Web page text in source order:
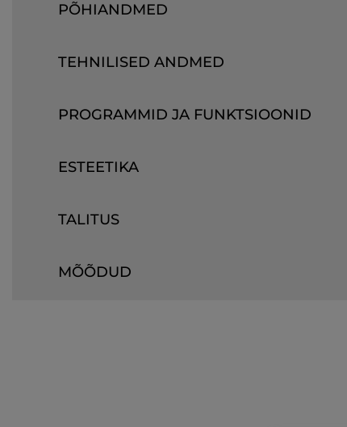
PÕHIANDMED
TEHNILISED ANDMED
PROGRAMMID JA FUNKTSIOONID
ESTEETIKA
TALITUS
MÕÕDUD